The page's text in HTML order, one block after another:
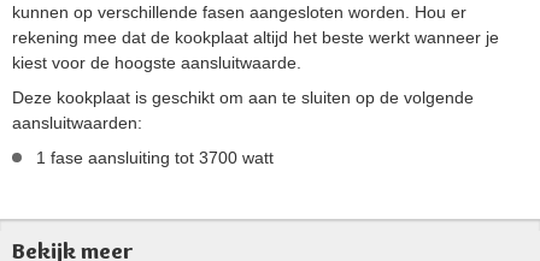
kunnen op verschillende fasen aangesloten worden. Hou er
rekening mee dat de kookplaat altijd het beste werkt wanneer je
kiest voor de hoogste aansluitwaarde.
Deze kookplaat is geschikt om aan te sluiten op de volgende
aansluitwaarden:
1 fase aansluiting tot 3700 watt
Bekijk meer